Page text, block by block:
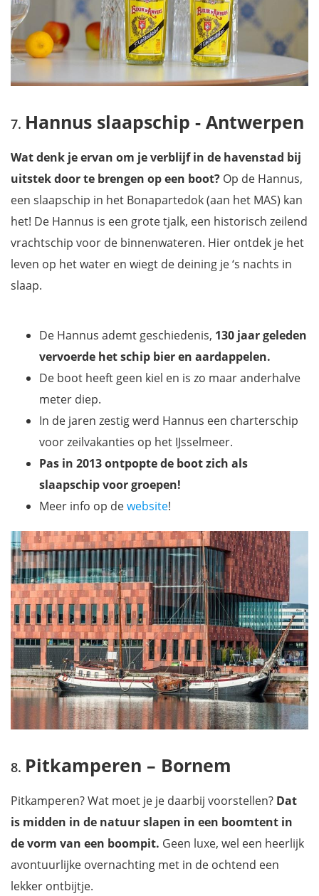
Hannus slaapschip - Antwerpen
Wat denk je ervan om je verblijf in de havenstad bij
uitstek door te brengen op een boot? Op de Hannus,
een slaapschip in het Bonapartedok (aan het MAS) kan
het! De Hannus is een grote tjalk, een historisch zeilend
vrachtschip voor de binnenwateren. Hier ontdek je het
leven op het water en wiegt de deining je ‘s nachts in
slaap.
De Hannus ademt geschiedenis, 130 jaar geleden
vervoerde het schip bier en aardappelen.
De boot heeft geen kiel en is zo maar anderhalve
meter diep.
In de jaren zestig werd Hannus een charterschip
voor zeilvakanties op het IJsselmeer.
Pas in 2013 ontpopte de boot zich als
slaapschip voor groepen!
Meer info op dewebsite!
Pitkamperen – Bornem
Pitkamperen? Wat moet je je daarbij voorstellen? Dat
is midden in de natuur slapen in een boomtent in
de vorm van een boompit. Geen luxe, wel een heerlijk
avontuurlijke overnachting met in de ochtend een
lekker ontbijtje.